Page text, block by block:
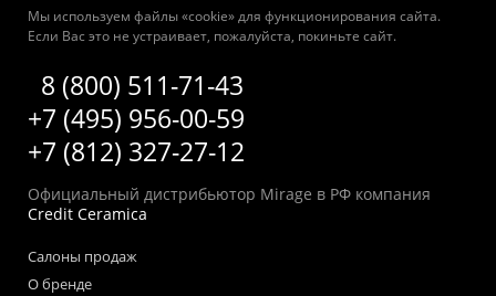
Мы используем файлы «cookie» для функционирования сайта.
Если Вас это не устраивает, пожалуйста, покиньте сайт.
8 (800) 511-71-43
+7 (495) 956-00-59
+7 (812) 327-27-12
Официальный дистрибьютор Mirage в РФ компания
Credit Ceramica
Салоны продаж
О бренде